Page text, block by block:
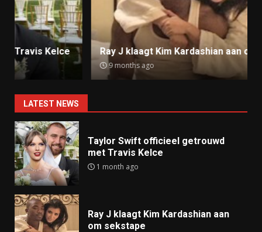
Ray J klaagt Kim Kardashian aan om sekstape
9 months ago
LATEST NEWS
Taylor Swift officieel getrouwd
met Travis Kelce
1 month ago
Ray J klaagt Kim Kardashian aan
om sekstape